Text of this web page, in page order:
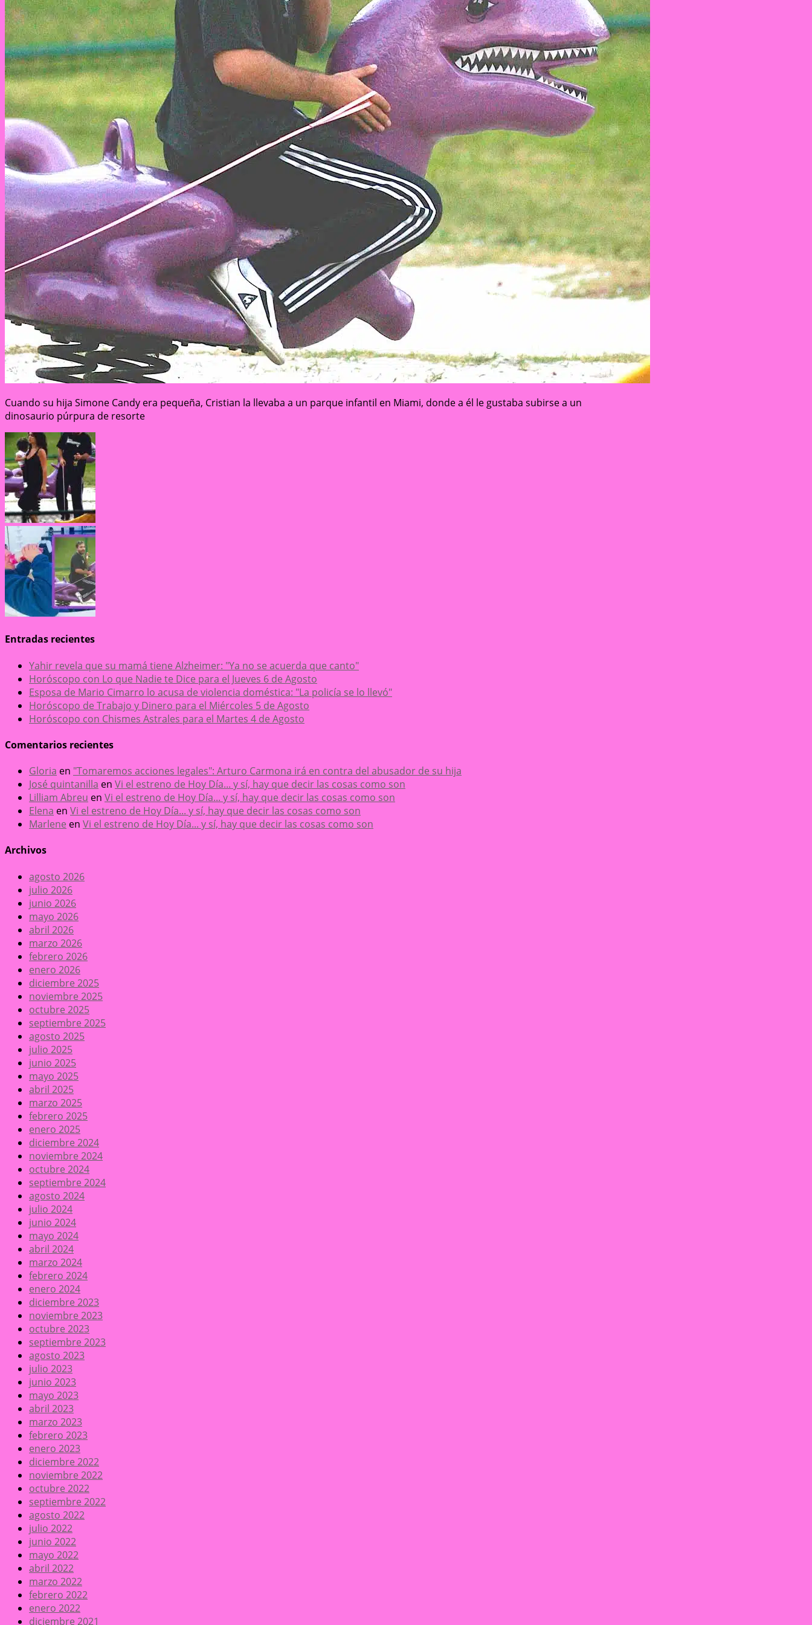
Cuando su hija Simone Candy era pequeña, Cristian la llevaba a un parque infantil en Miami, donde a él le gustaba subirse a un
dinosaurio púrpura de resorte
Entradas recientes
Yahir revela que su mamá tiene Alzheimer: "Ya no se acuerda que canto"
Horóscopo con Lo que Nadie te Dice para el Jueves 6 de Agosto
Esposa de Mario Cimarro lo acusa de violencia doméstica: "La policía se lo llevó"
Horóscopo de Trabajo y Dinero para el Miércoles 5 de Agosto
Horóscopo con Chismes Astrales para el Martes 4 de Agosto
Comentarios recientes
Gloria en "Tomaremos acciones legales": Arturo Carmona irá en contra del abusador de su hija
José quintanilla en Vi el estreno de Hoy Día... y sí, hay que decir las cosas como son
Lilliam Abreu en Vi el estreno de Hoy Día... y sí, hay que decir las cosas como son
Elena en Vi el estreno de Hoy Día... y sí, hay que decir las cosas como son
Marlene en Vi el estreno de Hoy Día... y sí, hay que decir las cosas como son
Archivos
agosto 2026
julio 2026
junio 2026
mayo 2026
abril 2026
marzo 2026
febrero 2026
enero 2026
diciembre 2025
noviembre 2025
octubre 2025
septiembre 2025
agosto 2025
julio 2025
junio 2025
mayo 2025
abril 2025
marzo 2025
febrero 2025
enero 2025
diciembre 2024
noviembre 2024
octubre 2024
septiembre 2024
agosto 2024
julio 2024
junio 2024
mayo 2024
abril 2024
marzo 2024
febrero 2024
enero 2024
diciembre 2023
noviembre 2023
octubre 2023
septiembre 2023
agosto 2023
julio 2023
junio 2023
mayo 2023
abril 2023
marzo 2023
febrero 2023
enero 2023
diciembre 2022
noviembre 2022
octubre 2022
septiembre 2022
agosto 2022
julio 2022
junio 2022
mayo 2022
abril 2022
marzo 2022
febrero 2022
enero 2022
diciembre 2021